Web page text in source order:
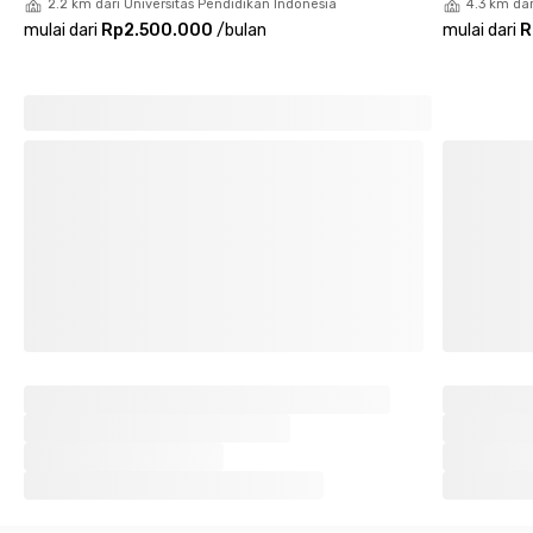
2.2 km dari Universitas Pendidikan Indonesia
mulai dari Rp2.500.000 /bulan
4.3 km
mulai dari